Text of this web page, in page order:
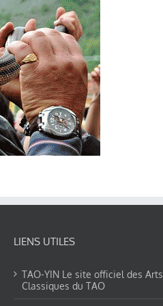
LIENS UTILES
TAO-YIN Le site officiel des Arts
Classiques du TAO